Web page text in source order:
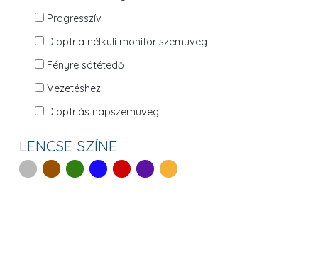
Progresszív
Dioptria nélküli monitor szemüveg
Fényre sötétedő
Vezetéshez
Dioptriás napszemüveg
LENCSE SZÍNE